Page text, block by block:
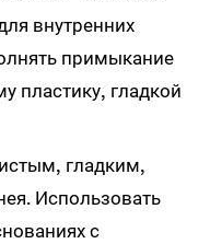
внутренних
примыкание
пластику, гладкой
гладким,
Использовать
с